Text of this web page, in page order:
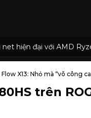
hiện đại với AMD
X13: Nhỏ mà “võ công
trên